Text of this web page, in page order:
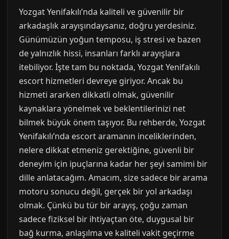
Yozgat Yenifakılı’nda kaliteli ve güvenilir bir
arkadaşlık arayışındaysanız, doğru yerdesiniz.
Günümüzün yoğun temposu, iş stresi ve bazen
de yalnızlık hissi, insanları farklı arayışlara
itebiliyor. İşte tam bu noktada, Yozgat Yenifakılı
escort hizmetleri devreye giriyor. Ancak bu
hizmeti ararken dikkatli olmak, güvenilir
kaynaklara yönelmek ve beklentilerinizi net
bilmek büyük önem taşıyor. Bu rehberde, Yozgat
Yenifakılı’nda escort aramanın inceliklerinden,
nelere dikkat etmeniz gerektiğine, güvenli bir
deneyim için ipuçlarına kadar her şeyi samimi bir
dille anlatacağım. Amacım, size sadece bir arama
motoru sonucu değil, gerçek bir yol arkadaşı
olmak. Çünkü bu tür bir arayış, çoğu zaman
sadece fiziksel bir ihtiyaçtan öte, duygusal bir
bağ kurma, anlaşılma ve kaliteli vakit geçirme